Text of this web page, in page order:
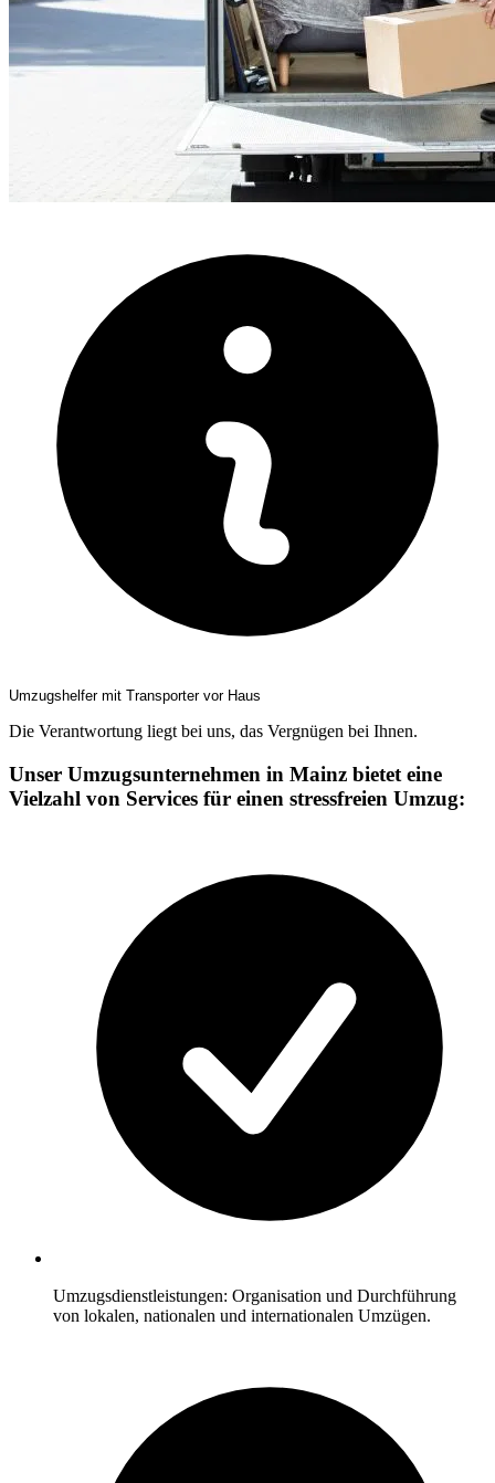
Umzugshelfer mit Transporter vor Haus
Die Verantwortung liegt bei uns, das Vergnügen bei Ihnen.
Unser Umzugsunternehmen in Mainz bietet eine
Vielzahl von Services für einen stressfreien Umzug:
Umzugsdienstleistungen: Organisation und Durchführung
von lokalen, nationalen und internationalen Umzügen.